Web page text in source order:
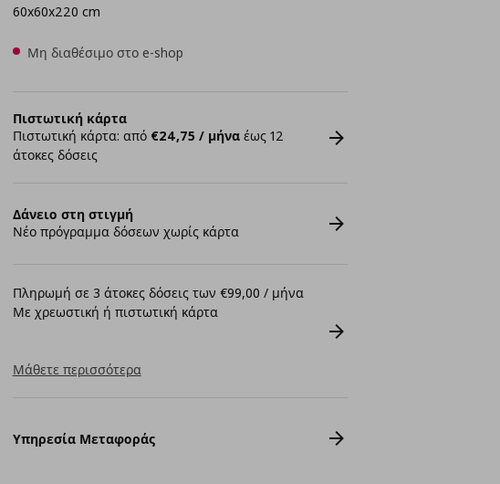
60x60x220 cm
Μη διαθέσιμο στο e-shop
Πιστωτική κάρτα
Πιστωτική κάρτα: από €24,75 / μήναέως 12
άτοκες δόσεις
Δάνειο στη στιγμή
Νέο πρόγραμμα δόσεων χωρίς κάρτα
Πληρωμή σε 3 άτοκες δόσεις των €99,00 / μήνα
Με χρεωστική ή πιστωτική κάρτα
Μάθετε περισσότερα
Υπηρεσία Μεταφοράς